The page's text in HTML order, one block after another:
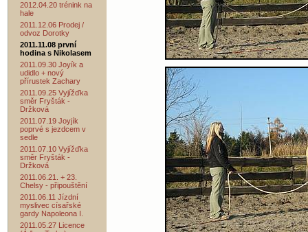
2012.04.20 trénink na
hale
2011.12.06 Prodej /
odvoz Dorotky
2011.11.08 první
hodina s Nikolasem
2011.09.30 Joyík a
udidlo + nový
přírustek Zachary
2011.09.25 Vyjížďka
směr Fryšták -
Držková
2011.07.19 Joyjík
poprvé s jezdcem v
sedle
2011.07.10 Vyjížďka
směr Fryšták -
Držková
2011.06.21. + 23.
Chelsy - připouštění
2011.06.11 Jízdní
myslivec císařské
gardy Napoleona I.
2011.05.27 Licence